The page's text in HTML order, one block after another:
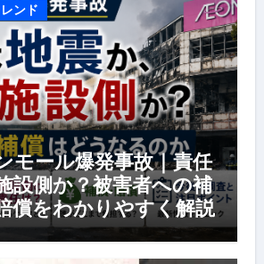
ンド
モール爆発事故｜責任
設側か？被害者への補
償をわかりやすく解説